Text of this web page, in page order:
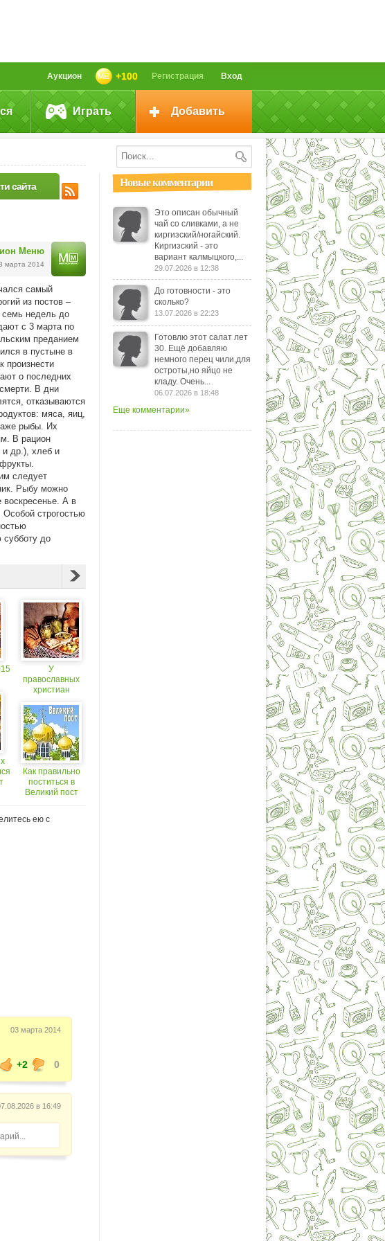
Вход
Регистрация
+100
Аукцион
Играть Добавить
сайта
Меню
марта 2014
самый
из постов –
семь недель до
с 3 марта по
преданием
в пустыне в
произнести
о последних
В дни
отказываются
мяса, яиц,
рыбы. Их
В рацион
и др.), хлеб и
следует
Рыбу можно
воскресенье. А в
строгостью
до
У
православных
христиан
Петров пост
Как правильно
поститься в
Великий пост
ею с
03 марта 2014
+2
0
в 16:49
Новые комментарии
Это описан обычный
чай со сливками, а не
киргизский/ногайский.
Киргизский - это
вариант калмыцкого,...
29.07.2026 в 12:38
До готовности - это
сколько?
13.07.2026 в 22:23
Готовлю этот салат лет
30. Ещё добавляю
немного перец чили,для
остроты,но яйцо не
кладу. Очень...
06.07.2026 в 18:48
Еще комментарии»